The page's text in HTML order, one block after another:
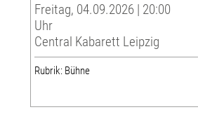
Freitag, 04.09.2026 | 20:00
Uhr
Central Kabarett Leipzig
Rubrik: Bühne